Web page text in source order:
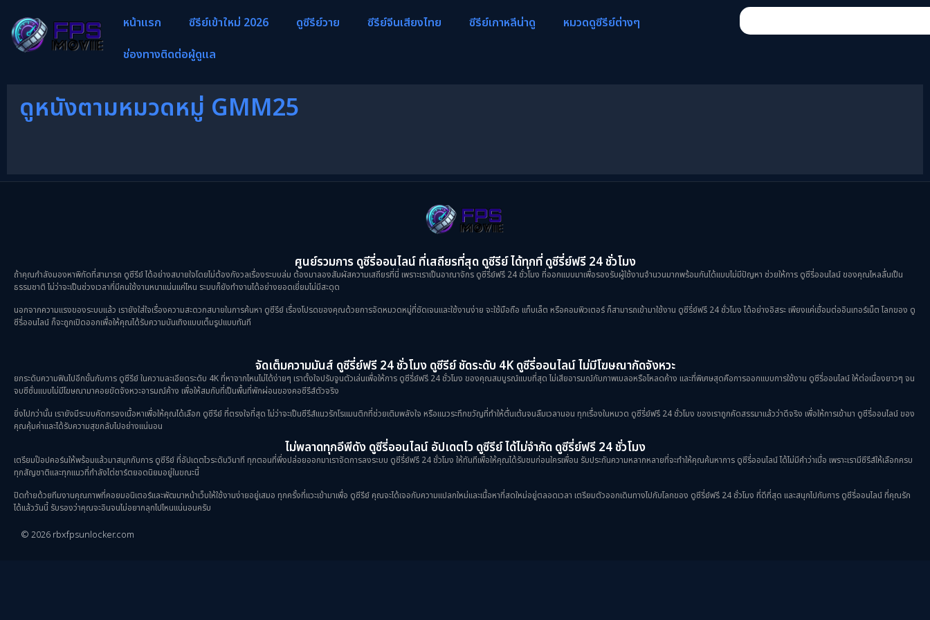
หน้าแรก ซีรีย์เข้าใหม่ 2026 ดูซีรีย์วาย ซีรีย์จีนเสียงไทย ซีรีย์เกาหลีน่าดู
หมวดดูซีรีย์ต่างๆ
ช่องทางติดต่อผู้ดูแล
ดูหนังตามหมวดหมู่ GMM25
ศูนย์รวมการ ดูซีรี่ออนไลน์ ที่เสถียรที่สุด ดูซีรีย์ ได้ทุกที่ ดูซีรี่ย์ฟรี 24 ชั่วโมง
ถ้าคุณกำลังมองหาพิกัดที่สามารถ ดูซีรีย์ ได้อย่างสบายใจโดยไม่ต้องกังวลเรื่องระบบล่ม ต้องมาลองสัมผัสความเสถียรที่นี่ เพราะเราเป็นอาณาจักร ดูซีรี่ย์ฟรี 24 ชั่วโมง ที่ออกแบบมาเพื่อรองรับผู้ใช้งานจำนวนมากพร้อมกันได้แบบไม่มีปัญหา ช่วยให้การ ดูซีรี่ออนไลน์ ของคุณไหลลื่นเป็น
ธรรมชาติ ไม่ว่าจะเป็นช่วงเวลาที่มีคนใช้งานหนาแน่นแค่ไหน ระบบก็ยังทำงานได้อย่างยอดเยี่ยมไม่มีสะดุด
นอกจากความแรงของระบบแล้ว เรายังใส่ใจเรื่องความสะดวกสบายในการค้นหา ดูซีรีย์ เรื่องโปรดของคุณด้วยการจัดหมวดหมู่ที่ชัดเจนและใช้งานง่าย จะใช้มือถือ แท็บเล็ต หรือคอมพิวเตอร์ ก็สามารถเข้ามาใช้งาน ดูซีรี่ย์ฟรี 24 ชั่วโมง ได้อย่างอิสระ เพียงแค่เชื่อมต่ออินเทอร์เน็ต โลกของ ดู
ซีรี่ออนไลน์ ก็จะถูกเปิดออกเพื่อให้คุณได้รับความบันเทิงแบบเต็มรูปแบบทันที
จัดเต็มความมันส์ ดูซีรี่ย์ฟรี 24 ชั่วโมง ดูซีรีย์ ชัดระดับ 4K ดูซีรี่ออนไลน์ ไม่มีโฆษณากัดจังหวะ
ยกระดับความฟินไปอีกขั้นกับการ ดูซีรีย์ ในความละเอียดระดับ 4K ที่หาจากไหนไม่ได้ง่ายๆ เราตั้งใจปรับจูนตัวเล่นเพื่อให้การ ดูซีรี่ย์ฟรี 24 ชั่วโมง ของคุณสมบูรณ์แบบที่สุด ไม่เสียอารมณ์กับภาพเบลอหรือโหลดค้าง และที่พิเศษสุดคือการออกแบบการใช้งาน ดูซีรี่ออนไลน์ ให้ต่อเนื่องยาวๆ จน
จบซีซั่นแบบไม่มีโฆษณามาคอยขัดจังหวะอารมณ์ค้าง เพื่อให้สมกับที่เป็นพื้นที่พักผ่อนของคอซีรีส์ตัวจริง
ยิ่งไปกว่านั้น เรายังมีระบบคัดกรองเนื้อหาเพื่อให้คุณได้เลือก ดูซีรีย์ ที่ตรงใจที่สุด ไม่ว่าจะเป็นซีรีส์แนวรักโรแมนติกที่ช่วยเติมพลังใจ หรือแนวระทึกขวัญที่ทำให้ตื่นเต้นจนลืมเวลานอน ทุกเรื่องในหมวด ดูซีรี่ย์ฟรี 24 ชั่วโมง ของเราถูกคัดสรรมาแล้วว่าดีจริง เพื่อให้การเข้ามา ดูซีรี่ออนไลน์ ของ
คุณคุ้มค่าและได้รับความสุขกลับไปอย่างแน่นอน
ไม่พลาดทุกอีพีดัง ดูซีรี่ออนไลน์ อัปเดตไว ดูซีรีย์ ได้ไม่จำกัด ดูซีรี่ย์ฟรี 24 ชั่วโมง
เตรียมป๊อปคอร์นให้พร้อมแล้วมาสนุกกับการ ดูซีรีย์ ที่อัปเดตไวระดับวินาที ทุกตอนที่พึ่งปล่อยออกมาเราจัดการลงระบบ ดูซีรี่ย์ฟรี 24 ชั่วโมง ให้ทันทีเพื่อให้คุณได้รับชมก่อนใครเพื่อน รับประกันความหลากหลายที่จะทำให้คุณค้นหาการ ดูซีรี่ออนไลน์ ได้ไม่มีคำว่าเบื่อ เพราะเรามีซีรีส์ให้เลือกครบ
ทุกสัญชาติและทุกแนวที่กำลังไต่ชาร์ตยอดนิยมอยู่ในขณะนี้
ปิดท้ายด้วยทีมงานคุณภาพที่คอยมอนิเตอร์และพัฒนาหน้าเว็บให้ใช้งานง่ายอยู่เสมอ ทุกครั้งที่แวะเข้ามาเพื่อ ดูซีรีย์ คุณจะได้เจอกับความแปลกใหม่และเนื้อหาที่สดใหม่อยู่ตลอดเวลา เตรียมตัวออกเดินทางไปกับโลกของ ดูซีรี่ย์ฟรี 24 ชั่วโมง ที่ดีที่สุด และสนุกไปกับการ ดูซีรี่ออนไลน์ ที่คุณรัก
ได้แล้ววันนี้ รับรองว่าคุณจะอินจนไม่อยากลุกไปไหนแน่นอนครับ
© 2026 rbxfpsunlocker.com